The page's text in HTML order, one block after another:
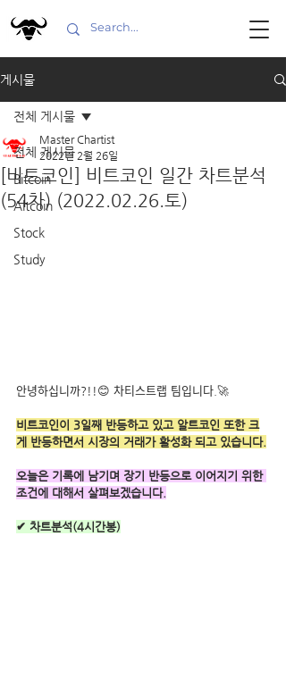
게시물
전체 게시물
Bitcoin
Altcoin
Stock
Study
전체 게시물
[비트코인] 비트코인 일간 차트분석
(54차) (2022.02.26.토)
Master Chartist
2022년 2월 26일
안녕하십니까?!!😊 차티스트랩 팀입니다.🚀
비트코인이 3일째 반등하고 있고 알트코인 또한 크
게 반등하면서 시장의 거래가 활성화 되고 있습니다.
오늘은 기록에 남기며 장기 반등으로 이어지기 위한
조건에 대해서 살펴보겠습니다.
✔ 차트분석(4시간봉)